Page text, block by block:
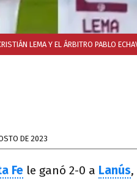
LEMA Y EL ÁRBITRO PABLO
DE 2023
Fe le ganó 2-0 a Lanús